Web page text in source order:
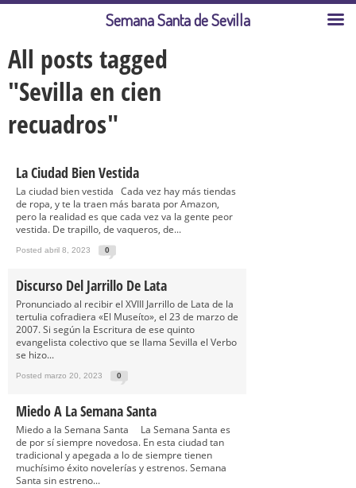
All posts tagged
"Sevilla en cien
recuadros"
La Ciudad Bien Vestida
La ciudad bien vestida Cada vez hay más tiendas
de ropa, y te la traen más barata por Amazon,
pero la realidad es que cada vez va la gente peor
vestida. De trapillo, de vaqueros, de...
Posted abril 8, 2023 0
Discurso Del Jarrillo De Lata
Pronunciado al recibir el XVIII Jarrillo de Lata de la
tertulia cofradiera «El Museíto», el 23 de marzo de
2007. Si según la Escritura de ese quinto
evangelista colectivo que se llama Sevilla el Verbo
se hizo...
Posted marzo 20, 2023 0
Miedo A La Semana Santa
Miedo a la Semana Santa La Semana Santa es
de por sí siempre novedosa. En esta ciudad tan
tradicional y apegada a lo de siempre tienen
muchísimo éxito novelerías y estrenos. Semana
Santa sin estreno...
Semana Santa de Sevilla